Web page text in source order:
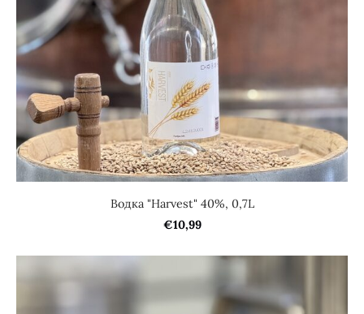
Водка "Harvest" 40%, 0,7L
€10,99